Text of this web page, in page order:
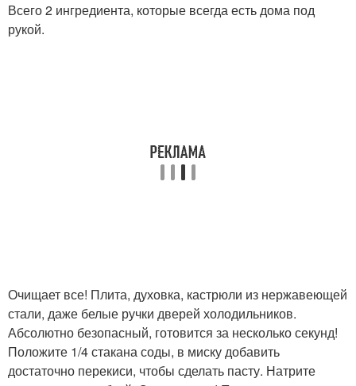
Всего 2 ингредиента, которые всегда есть дома под
рукой.
Очищает все! Плита, духовка, кастрюли из нержавеющей
стали, даже белые ручки дверей холодильников.
Абсолютно безопасный, готовится за несколько секунд!
Положите 1/4 стакана соды, в миску добавить
достаточно перекиси, чтобы сделать пасту. Натрите